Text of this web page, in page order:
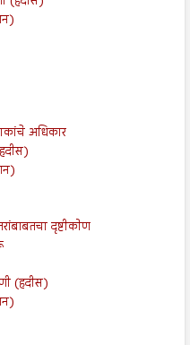
अधिकार
दृष्टीकोण
(हदीस)